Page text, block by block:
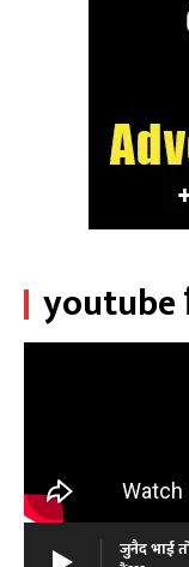
youtube
जुनैद भाई